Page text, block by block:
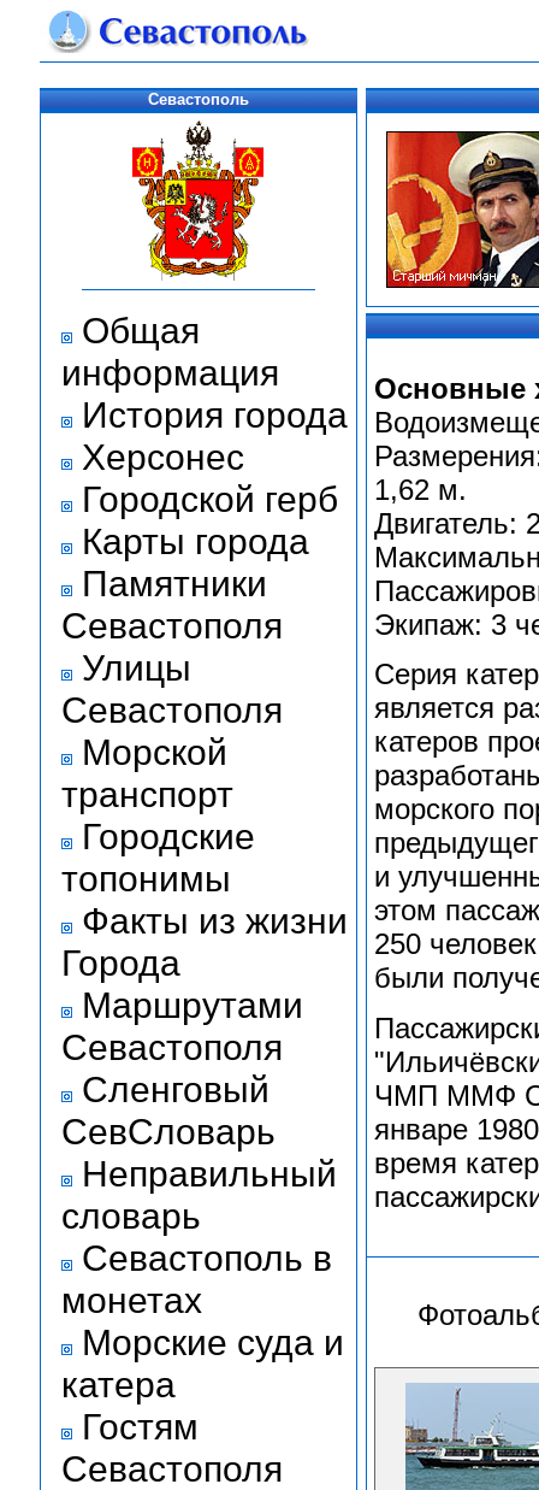
Севастополь
Общая
информация
История города
Херсонес
Городской герб
Карты города
Памятники
Севастополя
Улицы
Севастополя
Морской
транспорт
Городские
топонимы
Факты из жизни
Города
Маршрутами
Севастополя
Сленговый
СевСловарь
Неправильный
словарь
Севастополь в
монетах
Морские суда и
катера
Гостям
Севастополя
Основные
1,62 м.
Двигатель:
Экипаж: 3
Серия
является
катеров
морского
и
этом
250
были
ЧМП ММФ
январе
время